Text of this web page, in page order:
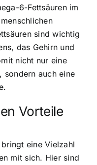
6-Fettsäuren im
sind wichtig
das Gehirn und
nicht nur eine
sondern auch eine
Vorteile
eine Vielzahl
mit sich. Hier sind